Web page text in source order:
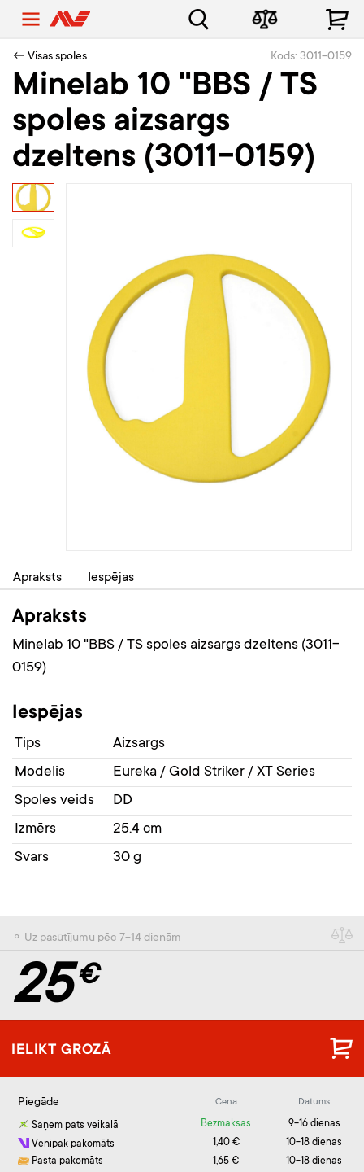
← Visas spoles Kods: 3011-0159
Minelab 10 "BBS / TS
spoles aizsargs
dzeltens (3011-0159)
Apraksts Iespējas
Apraksts
Minelab 10 "BBS / TS spoles aizsargs dzeltens (3011-
0159)
Iespējas
Tips
Aizsargs
Modelis
Eureka / Gold Striker / XT Series
Spoles veids
DD
Izmērs
25.4 cm
Svars
30 g
⚬ Uz pasūtījumu pēc 7-14 dienām
25€
IELIKT GROZĀ
Piegāde Cena Datums
Saņem pats veikalā Bezmaksas
9-16 dienas
Venipak pakomāts
1,40 €
10-18 dienas
Pasta pakomāts
1,65 €
10-18 dienas